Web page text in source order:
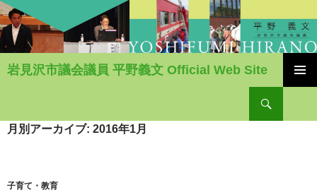
岩見沢市議会議員 平野義文 Official Web Site
ン
動
月別アーカイブ: 2016年1月
子育て・教育